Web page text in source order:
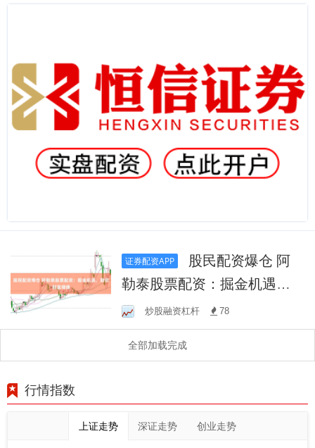
证券配资APP
勒泰股票配资：掘金机遇，
助您财富增值
炒股融资杠杆 78
全部加载完成
行情指数
上证走势 深证走势 创业走势